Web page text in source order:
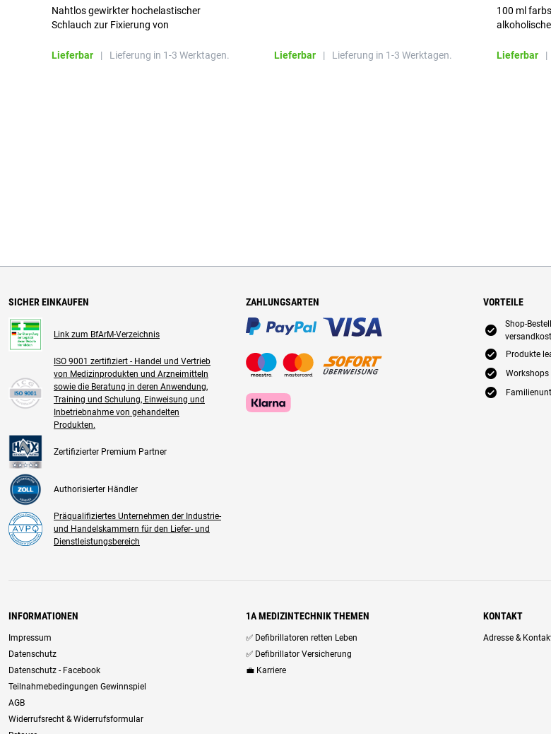
Nahtlos gewirkter hochelastischer
Schlauch zur Fixierung von
Lieferbar
| Lieferung in 1-3 Werktagen. Lieferbar | Lieferung in 1-3 Werktagen.
100 ml
Lieferbar |
SICHER EINKAUFEN
Link zum BfArM-Verzeichnis
ISO 9001 zertifiziert - Handel und Vertrieb
von Medizinprodukten und Arzneimitteln
sowie die Beratung in deren Anwendung,
Training und Schulung, Einweisung und
Inbetriebnahme von gehandelten
Produkten.
Zertifizierter Premium Partner
Authorisierter Händler
Präqualifiziertes Unternehmen der Industrie-
und Handelskammern für den Liefer- und
Dienstleistungsbereich
ZAHLUNGSARTEN VORTEILE
E
Shop-
E Produkte
E Workshops
E
INFORMATIONEN
Impressum
Datenschutz
Datenschutz - Facebook
Teilnahmebedingungen Gewinnspiel
AGB
Widerrufsrecht & Widerrufsformular
1A MEDIZINTECHNIK THEMEN
✅ Defibrillatoren retten Leben
✅ Defibrillator Versicherung
💼 Karriere
KONTAKT
Adresse &